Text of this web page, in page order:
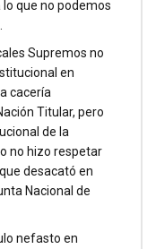
lo que no podemos
Supremos no
en
cacería
Titular, pero
de la
no hizo respetar
desacató en
Nacional de
nefasto en